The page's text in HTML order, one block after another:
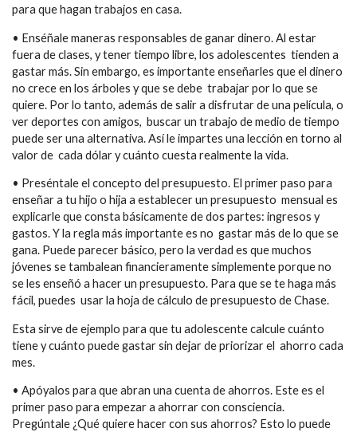
para que hagan trabajos en casa.
• Enséñale maneras responsables de ganar dinero. Al estar
fuera de clases, y tener tiempo libre, los adolescentes tienden a
gastar más. Sin embargo, es importante enseñarles que el dinero
no crece en los árboles y que se debe trabajar por lo que se
quiere. Por lo tanto, además de salir a disfrutar de una película, o
ver deportes con amigos, buscar un trabajo de medio de tiempo
puede ser una alternativa. Así le impartes una lección en torno al
valor de cada dólar y cuánto cuesta realmente la vida.
• Preséntale el concepto del presupuesto. El primer paso para
enseñar a tu hijo o hija a establecer un presupuesto mensual es
explicarle que consta básicamente de dos partes: ingresos y
gastos. Y la regla más importante es no gastar más de lo que se
gana. Puede parecer básico, pero la verdad es que muchos
jóvenes se tambalean financieramente simplemente porque no
se les enseñó a hacer un presupuesto. Para que se te haga más
fácil, puedes usar la hoja de cálculo de presupuesto de Chase.
Esta sirve de ejemplo para que tu adolescente calcule cuánto
tiene y cuánto puede gastar sin dejar de priorizar el ahorro cada
mes.
• Apóyalos para que abran una cuenta de ahorros. Este es el
primer paso para empezar a ahorrar con consciencia.
Pregúntale ¿Qué quiere hacer con sus ahorros? Esto lo puede